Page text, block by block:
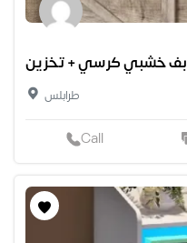
بف خشبي كرسي + تخزين
طرابلس
Call